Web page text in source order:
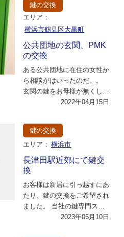
鍵の交換
エリア：
横浜市鶴見区大黒町
公共団地の玄関、PMK
の交換
ある公共団地に在住の女性か
ら相談がはいったのだ。。
玄関の鍵をお母様が無くして
しまったとの事で、鍵の交換
2022年04月15日
鍵の交換
エリア： 横浜市
長津田駅近郊にて鍵交
換
お客様は新居に引っ越すにあ
たり、鍵の交換をご希望され
ました。 当社の鍵専門スタ
ッフが現地に伺い、お客様の
2023年06月10日